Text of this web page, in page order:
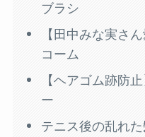
ブラシ
【田中みな実さ
コーム
【ヘアゴム跡防
ー
テニス後の乱れ